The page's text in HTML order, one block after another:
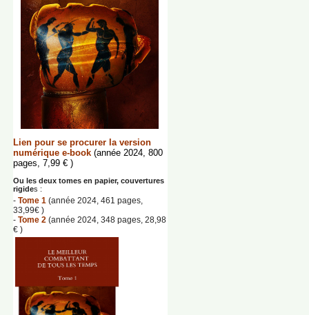
Lien pour se procurer la version
numérique e-book (année 2024, 800
pages, 7,99 € )
Ou les deux tomes en papier, couvertures
rigides :
- Tome 1 (année 2024, 461 pages,
33,99€ )
- Tome 2 (année 2024, 348 pages, 28,98
€ )